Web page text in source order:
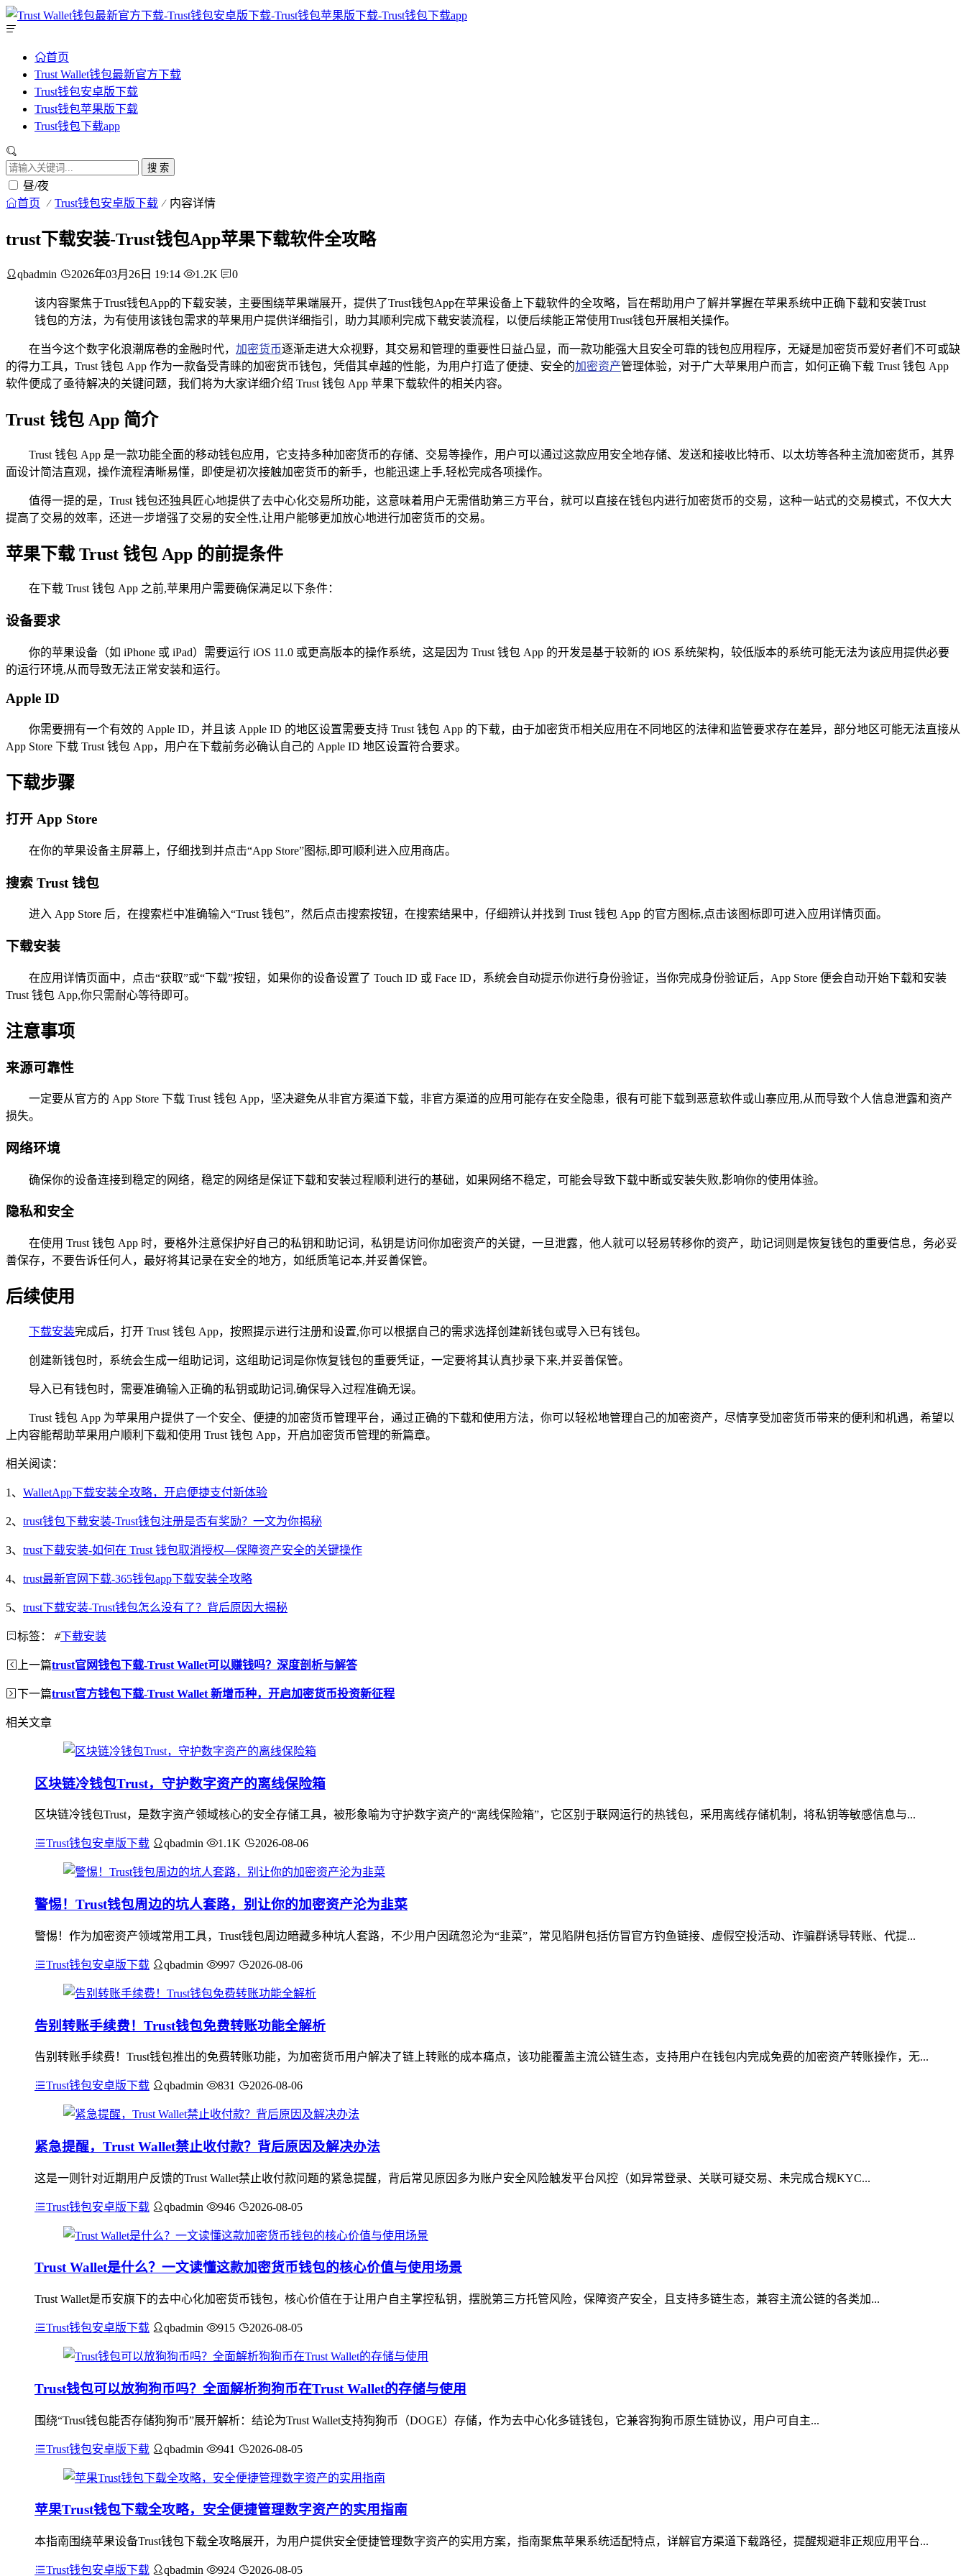
首页
Trust Wallet钱包最新官方下载
Trust钱包安卓版下载
Trust钱包苹果版下载
Trust钱包下载app
搜 索
昼/夜
首页 Trust钱包安卓版下载 内容详情
trust下载安装-Trust钱包App苹果下载软件全攻略
qbadmin 2026年03月26日 19:14 1.2K 0
该内容聚焦于Trust钱包App的下载安装，主要围绕苹果端展开，提供了Trust钱包App在苹果设备上下载软件的全攻略，旨在帮助用户了解并掌握在苹果系统中正确下载和安装Trust
钱包的方法，为有使用该钱包需求的苹果用户提供详细指引，助力其顺利完成下载安装流程，以便后续能正常使用Trust钱包开展相关操作。
在当今这个数字化浪潮席卷的金融时代， 加密货币逐渐走进大众视野，其交易和管理的重要性日益凸显，而一款功能强大且安全可靠的钱包应用程序，无疑是加密货币爱好者们不可或缺
的得力工具，Trust 钱包 App 作为一款备受青睐的加密货币钱包，凭借其卓越的性能，为用户打造了便捷、安全的加密资产管理体验，对于广大苹果用户而言，如何正确下载 Trust 钱包 App
软件便成了亟待解决的关键问题，我们将为大家详细介绍 Trust 钱包 App 苹果下载软件的相关内容。
Trust 钱包 App 简介
Trust 钱包 App 是一款功能全面的移动钱包应用，它支持多种加密货币的存储、交易等操作，用户可以通过这款应用安全地存储、发送和接收比特币、以太坊等各种主流加密货币，其界
面设计简洁直观，操作流程清晰易懂，即使是初次接触加密货币的新手，也能迅速上手,轻松完成各项操作。
值得一提的是，Trust 钱包还独具匠心地提供了去中心化交易所功能，这意味着用户无需借助第三方平台，就可以直接在钱包内进行加密货币的交易，这种一站式的交易模式，不仅大大
提高了交易的效率，还进一步增强了交易的安全性,让用户能够更加放心地进行加密货币的交易。
苹果下载 Trust 钱包 App 的前提条件
在下载 Trust 钱包 App 之前,苹果用户需要确保满足以下条件：
设备要求
你的苹果设备（如 iPhone 或 iPad）需要运行 iOS 11.0 或更高版本的操作系统，这是因为 Trust 钱包 App 的开发是基于较新的 iOS 系统架构，较低版本的系统可能无法为该应用提供必要
的运行环境,从而导致无法正常安装和运行。
Apple ID
你需要拥有一个有效的 Apple ID，并且该 Apple ID 的地区设置需要支持 Trust 钱包 App 的下载，由于加密货币相关应用在不同地区的法律和监管要求存在差异，部分地区可能无法直接从
App Store 下载 Trust 钱包 App，用户在下载前务必确认自己的 Apple ID 地区设置符合要求。
下载步骤
打开 App Store
在你的苹果设备主屏幕上，仔细找到并点击“App Store”图标,即可顺利进入应用商店。
搜索 Trust 钱包
进入 App Store 后，在搜索栏中准确输入“Trust 钱包”，然后点击搜索按钮，在搜索结果中，仔细辨认并找到 Trust 钱包 App 的官方图标,点击该图标即可进入应用详情页面。
下载安装
在应用详情页面中，点击“获取”或“下载”按钮，如果你的设备设置了 Touch ID 或 Face ID，系统会自动提示你进行身份验证，当你完成身份验证后，App Store 便会自动开始下载和安装
Trust 钱包 App,你只需耐心等待即可。
注意事项
来源可靠性
一定要从官方的 App Store 下载 Trust 钱包 App，坚决避免从非官方渠道下载，非官方渠道的应用可能存在安全隐患，很有可能下载到恶意软件或山寨应用,从而导致个人信息泄露和资产
损失。
网络环境
确保你的设备连接到稳定的网络，稳定的网络是保证下载和安装过程顺利进行的基础，如果网络不稳定，可能会导致下载中断或安装失败,影响你的使用体验。
隐私和安全
在使用 Trust 钱包 App 时，要格外注意保护好自己的私钥和助记词，私钥是访问你加密资产的关键，一旦泄露，他人就可以轻易转移你的资产，助记词则是恢复钱包的重要信息，务必妥
善保存，不要告诉任何人，最好将其记录在安全的地方，如纸质笔记本,并妥善保管。
后续使用
下载安装完成后，打开 Trust 钱包 App，按照提示进行注册和设置,你可以根据自己的需求选择创建新钱包或导入已有钱包。
创建新钱包时，系统会生成一组助记词，这组助记词是你恢复钱包的重要凭证，一定要将其认真抄录下来,并妥善保管。
导入已有钱包时，需要准确输入正确的私钥或助记词,确保导入过程准确无误。
Trust 钱包 App 为苹果用户提供了一个安全、便捷的加密货币管理平台，通过正确的下载和使用方法，你可以轻松地管理自己的加密资产，尽情享受加密货币带来的便利和机遇，希望以
上内容能帮助苹果用户顺利下载和使用 Trust 钱包 App，开启加密货币管理的新篇章。
相关阅读：
1、 WalletApp下载安装全攻略，开启便捷支付新体验
2、 trust钱包下载安装-Trust钱包注册是否有奖励？一文为你揭秘
3、 trust下载安装-如何在 Trust 钱包取消授权—保障资产安全的关键操作
4、 trust最新官网下载-365钱包app下载安装全攻略
5、 trust下载安装-Trust钱包怎么没有了？背后原因大揭秘
标签： #下载安装
上一篇trust官网钱包下载-Trust Wallet可以赚钱吗？深度剖析与解答
下一篇trust官方钱包下载-Trust Wallet 新增币种，开启加密货币投资新征程
相关文章
区块链冷钱包Trust，守护数字资产的离线保险箱
区块链冷钱包Trust，是数字资产领域核心的安全存储工具，被形象喻为守护数字资产的“离线保险箱”，它区别于联网运行的热钱包，采用离线存储机制，将私钥等敏感信息与...
Trust钱包安卓版下载 qbadmin 1.1K 2026-08-06
警惕！Trust钱包周边的坑人套路，别让你的加密资产沦为韭菜
警惕！作为加密资产领域常用工具，Trust钱包周边暗藏多种坑人套路，不少用户因疏忽沦为“韭菜”，常见陷阱包括仿冒官方钓鱼链接、虚假空投活动、诈骗群诱导转账、代提...
Trust钱包安卓版下载 qbadmin 997 2026-08-06
告别转账手续费！Trust钱包免费转账功能全解析
告别转账手续费！Trust钱包推出的免费转账功能，为加密货币用户解决了链上转账的成本痛点，该功能覆盖主流公链生态，支持用户在钱包内完成免费的加密资产转账操作，无...
Trust钱包安卓版下载 qbadmin 831 2026-08-06
紧急提醒，Trust Wallet禁止收付款？背后原因及解决办法
这是一则针对近期用户反馈的Trust Wallet禁止收付款问题的紧急提醒，背后常见原因多为账户安全风险触发平台风控（如异常登录、关联可疑交易、未完成合规KYC...
Trust钱包安卓版下载 qbadmin 946 2026-08-05
Trust Wallet是什么？一文读懂这款加密货币钱包的核心价值与使用场景
Trust Wallet是币安旗下的去中心化加密货币钱包，核心价值在于让用户自主掌控私钥，摆脱第三方托管风险，保障资产安全，且支持多链生态，兼容主流公链的各类加...
Trust钱包安卓版下载 qbadmin 915 2026-08-05
Trust钱包可以放狗狗币吗？全面解析狗狗币在Trust Wallet的存储与使用
围绕“Trust钱包能否存储狗狗币”展开解析：结论为Trust Wallet支持狗狗币（DOGE）存储，作为去中心化多链钱包，它兼容狗狗币原生链协议，用户可自主...
Trust钱包安卓版下载 qbadmin 941 2026-08-05
苹果Trust钱包下载全攻略，安全便捷管理数字资产的实用指南
本指南围绕苹果设备Trust钱包下载全攻略展开，为用户提供安全便捷管理数字资产的实用方案，指南聚焦苹果系统适配特点，详解官方渠道下载路径，提醒规避非正规应用平台...
Trust钱包安卓版下载 qbadmin 924 2026-08-05